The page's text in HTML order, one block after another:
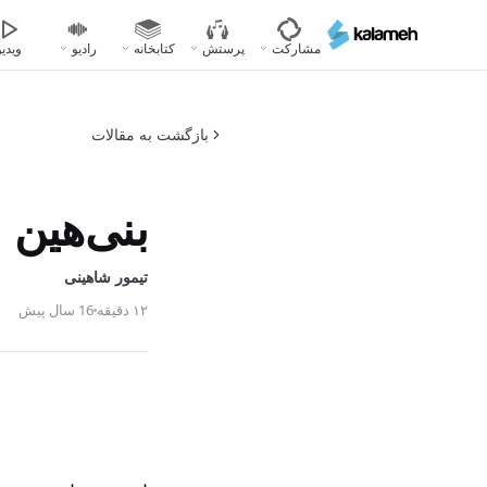
محتوای
مشارکت پرستش کتابخانه رادیو
بازگشت به مقالات
بنی‌هین
تیمور شاهینی
۱۲ دقیقه 16 سال پیش